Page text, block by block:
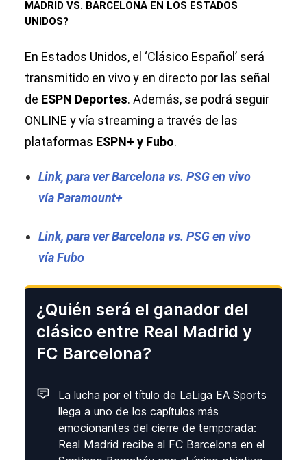
MADRID VS. BARCELONA EN LOS ESTADOS
UNIDOS?
En Estados Unidos, el ‘Clásico Español’ será
transmitido en vivo y en directo por las señal
de ESPN Deportes. Además, se podrá seguir
ONLINE y vía streaming a través de las
plataformas ESPN+ y Fubo.
Link, para ver Barcelona vs. PSG en vivo
vía Paramount+
Link, para ver Barcelona vs. PSG en vivo
vía Fubo